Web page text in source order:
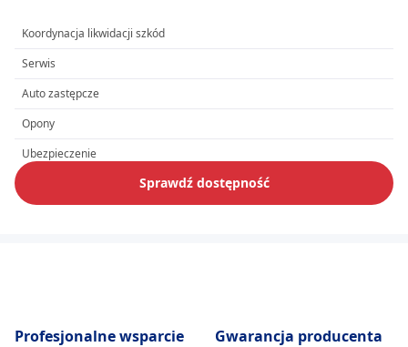
Koordynacja likwidacji szkód
Serwis
Auto zastępcze
Opony
Ubezpieczenie
Sprawdź dostępność
Profesjonalne wsparcie
Gwarancja producenta